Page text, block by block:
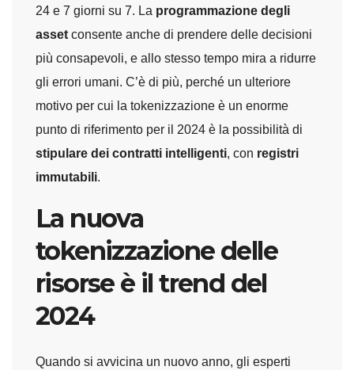
24 e 7 giorni su 7. La programmazione degli
asset consente anche di prendere delle decisioni
più consapevoli, e allo stesso tempo mira a ridurre
gli errori umani. C’è di più, perché un ulteriore
motivo per cui la tokenizzazione è un enorme
punto di riferimento per il 2024 è la possibilità di
stipulare dei contratti intelligenti, con registri
immutabili.
La nuova
tokenizzazione delle
risorse è il trend del
2024
Quando si avvicina un nuovo anno, gli esperti